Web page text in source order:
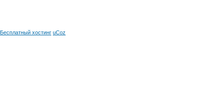
Бесплатный хостинг uCoz